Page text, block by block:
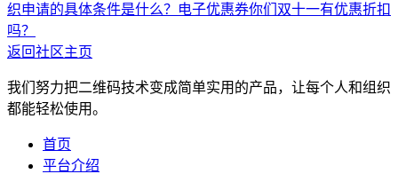
织申请的具体条件是什么？ 电子优惠券你们双十一有优惠折扣
吗？
返回社区主页
我们努力把二维码技术变成简单实用的产品，让每个人和组织
都能轻松使用。
首页
平台介绍